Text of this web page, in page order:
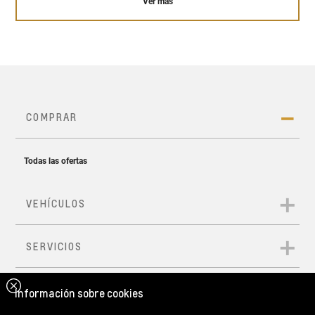
255 Nm de torque*
*Versión RS CVT Turbo
Información sobre cookies